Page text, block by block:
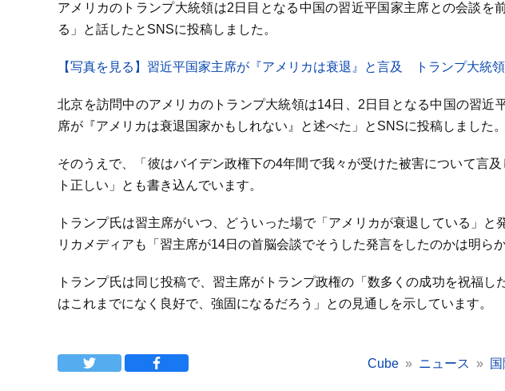
アメリカのトランプ大統領は2日目となる中国の習近平国家主席との会談を
る」と話したとSNSに投稿しました。
【写真を見る】習近平国家主席が『アメリカは衰退』と言及 トランプ大統
北京を訪問中のアメリカのトランプ大統領は14日、2日目となる中国の習近
席が『アメリカは衰退国家かもしれない』と述べた」とSNSに投稿しました。
そのうえで、「彼はバイデン政権下の4年間で我々が受けた被害について言
ト正しい」とも書き込んでいます。
トランプ氏は習主席がいつ、どういった場で「アメリカが衰退している」と
リカメディアも「習主席が14日の首脳会談でそうした発言をしたのかは明ら
トランプ氏は同じ投稿で、習主席がトランプ政権の「数多くの成功を祝福
はこれまでになく良好で、強固になるだろう」との見通しを示しています。
Cube
ニュース